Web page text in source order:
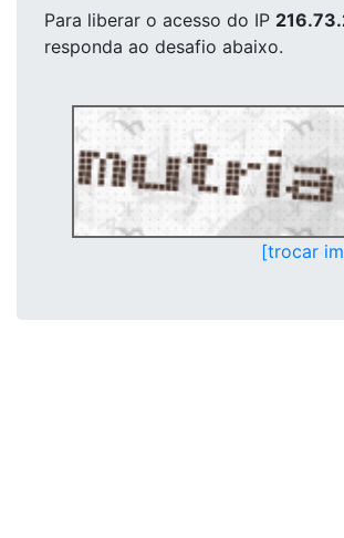
Para liberar o acesso do IP
responda ao desafio abaixo.
[trocar